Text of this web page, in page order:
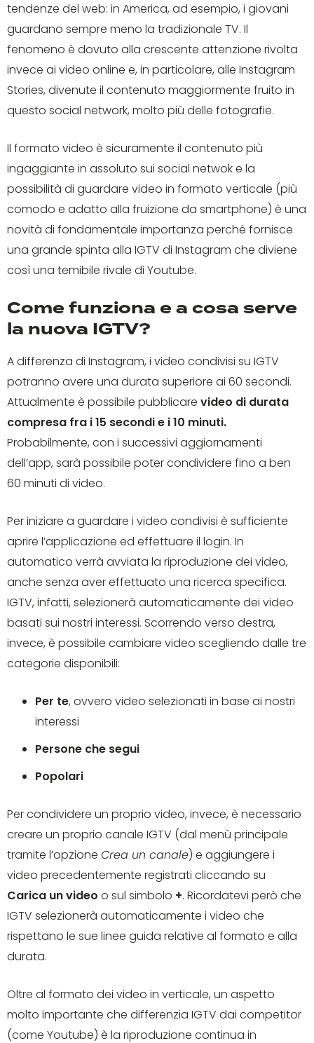
tendenze del web: in America, ad esempio, i giovani
guardano sempre meno la tradizionale TV. Il
fenomeno è dovuto alla crescente attenzione rivolta
invece ai video online e, in particolare, alle Instagram
Stories, divenute il contenuto maggiormente fruito in
questo social network, molto più delle fotografie.
Il formato video è sicuramente il contenuto più
ingaggiante in assoluto sui social netwok e la
possibilità di guardare video in formato verticale (più
comodo e adatto alla fruizione da smartphone) è una
novità di fondamentale importanza perché fornisce
una grande spinta alla IGTV di Instagram che diviene
così una temibile rivale di Youtube.
Come funziona e a cosa serve
la nuova IGTV?
A differenza di Instagram, i video condivisi su IGTV
potranno avere una durata superiore ai 60 secondi.
Attualmente è possibile pubblicare video di durata
compresa fra i 15 secondi e i 10 minuti.
Probabilmente, con i successivi aggiornamenti
dell’app, sarà possibile poter condividere fino a ben
60 minuti di video.
Per iniziare a guardare i video condivisi è sufficiente
aprire l’applicazione ed effettuare il login. In
automatico verrà avviata la riproduzione dei video,
anche senza aver effettuato una ricerca specifica.
IGTV, infatti, selezionerà automaticamente dei video
basati sui nostri interessi. Scorrendo verso destra,
invece, è possibile cambiare video scegliendo dalle tre
categorie disponibili:
Per te, ovvero video selezionati in base ai nostri
interessi
Persone che segui
Popolari
Per condividere un proprio video, invece, è necessario
creare un proprio canale IGTV (dal menù principale
tramite l’opzione Crea un canale) e aggiungere i
video precedentemente registrati cliccando su
Carica un video o sul simbolo +. Ricordatevi però che
IGTV selezionerà automaticamente i video che
rispettano le sue linee guida relative al formato e alla
durata.
Oltre al formato dei video in verticale, un aspetto
molto importante che differenzia IGTV dai competitor
(come Youtube) è la riproduzione continua in